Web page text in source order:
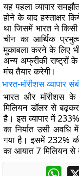
यह पहला व्यापार
होने के बाद हस्ताक्षर
था जिसमें भारत ने
चीन का आर्थिक
मुकाबला करने के लिए
अन्य अफ्रीकी
मंच तैयार करेगी।
भारत-मॉरीशस व्यापार
भारत और मॉरीशस के
मिलियन डॉलर से बढ़कर
है। इस व्यापार में
का निर्यात उसी
गया है। इसमें 232%
का आयात 7 मिलियन से